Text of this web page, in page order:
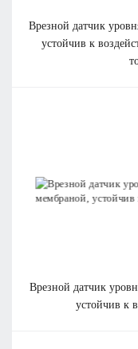
врезной датчик уровня с открытой керамической мембраной,
устойчив к
врезной датчик уровня с открытой керамической мембраной,
устойчив к